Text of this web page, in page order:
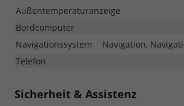
Außentemperaturanzeige
Bordcomputer
Navigationssystem
Navigation,
Telefon
Sicherheit & Assistenz